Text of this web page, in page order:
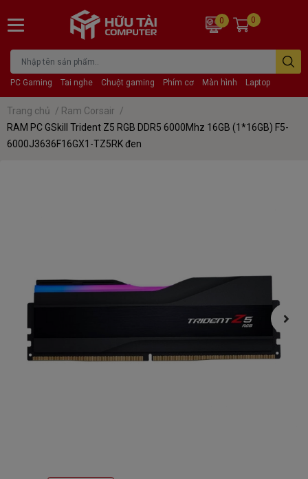
PC Gaming Tai nghe Chuột gaming Phím cơ Màn hình Laptop
0 0
Trang chủ / Ram Corsair /
RAM PC GSkill Trident Z5 RGB DDR5 6000Mhz 16GB (1*16GB) F5-
6000J3636F16GX1-TZ5RK đen